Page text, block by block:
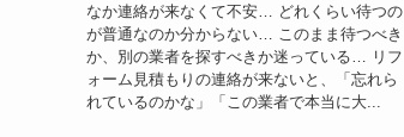
なか連絡が来なくて不安… どれくらい待つの
が普通なのか分からない… このまま待つべき
か、別の業者を探すべきか迷っている… リフ
ォーム見積もりの連絡が来ないと、「忘れら
れているのかな」「この業者で本当に大...